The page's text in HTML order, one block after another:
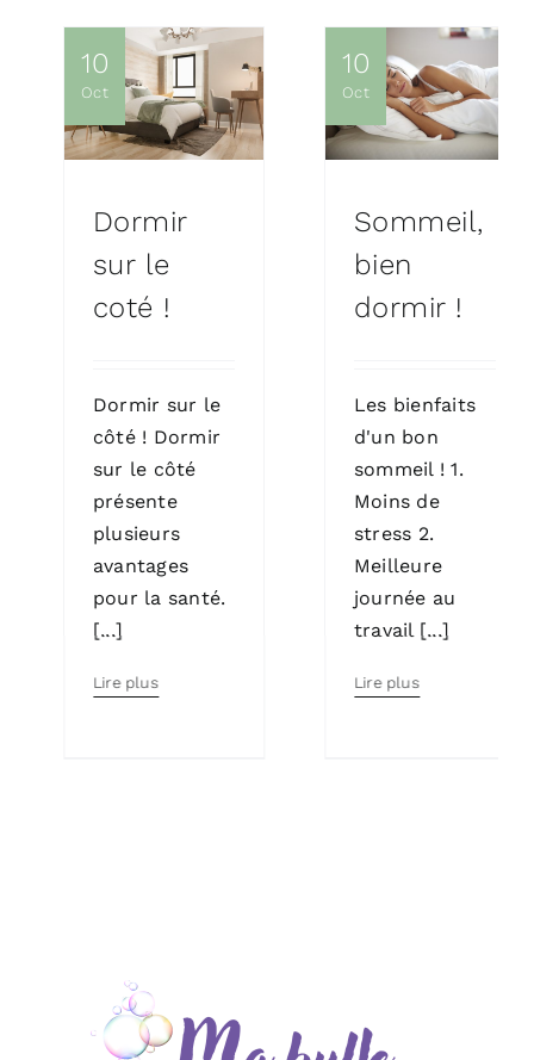
Prendre Rendez-vous
10
Oct
Dormir
sur le
coté !
Dormir sur le
côté ! Dormir
sur le côté
présente
plusieurs
avantages
pour la santé.
[...]
Lire plus
10
Oct
Sommeil,
bien
dormir !
Les bienfaits
d'un bon
sommeil ! 1.
Moins de
stress 2.
Meilleure
journée au
travail [...]
Lire plus